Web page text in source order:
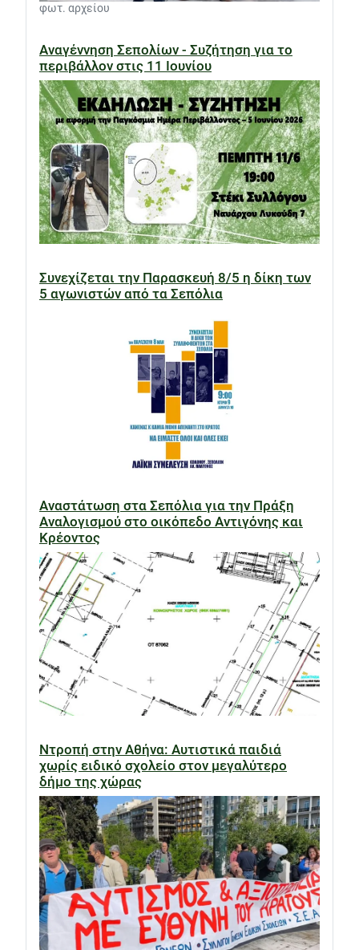
φωτ. αρχείου
Αναγέννηση Σεπολίων - Συζήτηση για το
περιβάλλον στις 11 Ιουνίου
Συνεχίζεται την Παρασκευή 8/5 η δίκη των
5 αγωνιστών από τα Σεπόλια
Αναστάτωση στα Σεπόλια για την Πράξη
Αναλογισμού στο οικόπεδο Αντιγόνης και
Κρέοντος
Ντροπή στην Αθήνα: Αυτιστικά παιδιά
χωρίς ειδικό σχολείο στον μεγαλύτερο
δήμο της χώρας